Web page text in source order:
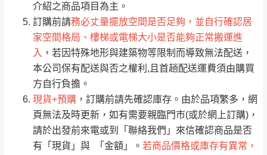
介紹之商品項目為主。
訂購前請務必丈量擺放空間是否足夠，並自行確認居
家空間格局、樓梯或電梯大小是否能夠正常搬運進
入 ，若因特殊地形與建築物等限制而導致無法配送，
本公司保有配送與否之權利,且首趟配送運費須由購買
方自行負擔。
現貨+預購 ，訂購前請先確認庫存。由於品項繁多，網
頁無法及時更新，如有需要親臨門市(或於網上訂購)，
請於出發前來電或到「聯絡我們」來信確認商品是否
有「現貨」與 「金額」。 若商品價格或庫存有異常，
免 運
費
新竹
峨眉鄉、五峰鄉、
橫山、北埔鄉、尖
石鄉、寶山鄉山
區、新埔山區、芎
里
台北 無
接單後二日內(不含例假日)，我們客服會與您
電話聯絡或E-Mail通知確認訂單。
（線上客
服 LINE → @dershin）
下單前先詢問是否現貨 ，若未詢問下單後無
現貨我們客服會再來電或E-Mail與您聯絡
（洽詢方式請搜尋 Line ID → @dershin）
運送範圍：限定北至基隆，南至苗栗，偏遠
地區恕無法提供運送 (詳見運送規章)。